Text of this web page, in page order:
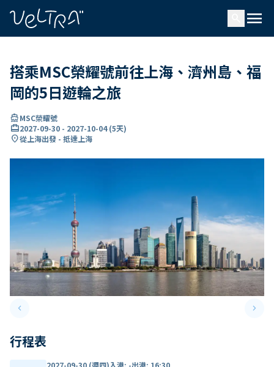
menu
搭乘MSC榮耀號前往上海、濟州島、福
岡的5日遊輪之旅
directions_boatMSC榮耀號
card_travel2027-09-30 - 2027-10-04(5天)
location_on從上海出發 - 抵達上海
keyboard_arrow_leftPrevious slide keyboard_arrow_right
行程表
2027-09-30 (週四)入港: -出港: 16:30